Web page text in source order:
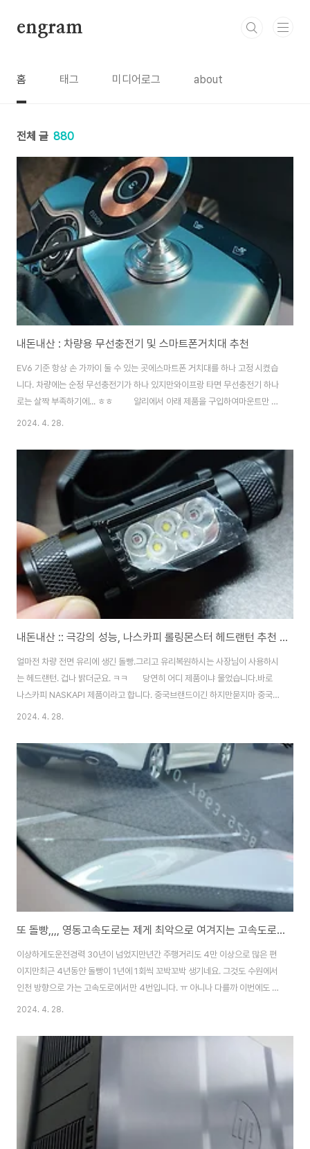
engram
홈 태그 미디어로그 about
전체 글 880
내돈내산 : 차량용 무선충전기 및 스마트폰거치대 추천
EV6 기준 항상 손 가까이 둘 수 있는 곳에스마트폰 거치대를 하나 고정 시켰습
니다. 차량에는 순정 무선충전기가 하나 있지만와이프랑 타면 무선충전기 하나
로는 살짝 부족하기에... ㅎㅎ 알리에서 아래 제품을 구입하여마운트만 빼
내고, 또 알리에서 아래 제품을 구입하여충전 코일부를 분리하여 두개
가지 기종모두 무선충전 잘됩니다. 그리고 가끔 티맵 네비를 써야 하는 경우
에는계기판에 폰을 붙이는게 편하기에 거기에도 거치대를 하나 더 붙였습니
다. 얘도 알리표인데자석이 엄청 쎕니다. 지금까지 중국산 제품에 들어 있
는 자석 중 최강이네요. 대쉬보드에 붙이는 흡착판도 강력하..
2024. 4. 28.
내돈내산 :: 극강의 성능, 나스카피 롤링몬스터 헤드랜턴 추천 !!! 진짜 밝습니다.
얼마전 차량 전면 유리에 생긴 돌빵.그리고 유리복원하시는 사장님이 사용하시
는 헤드랜턴. 겁나 밝더군요. ㅋㅋ 당연히 어디 제품이냐 물었습니다.바로
나스카피 NASKAPI 제품이라고 합니다. 중국브랜드이긴 하지만묻지마 중국
제품보다 훨씬 뛰어난 제품이었습니다. 그간 십여년의 기간동안 중국 알리에서
네가 사용한다는 LED칩이 진짜 CREE 제품인지도 모르겠고내부 배선이 끊어
져 분해해서 납땜을 한적도 있었고... 솔직히 신뢰가 많이 떨어진 상황
에.... 여기 실제 사용자이신 유리복원 사장님께 여쭈었죠.이 랜턴 어떠냐고
말이죠. 아주 흡족해 하시더라고요. ㅋㅋ 그래서 저도 구입 했습니다. 판매
자가 알려주는 기본..
2024. 4. 28.
또 돌빵,,,, 영동고속도로는 제게 최악으로 여겨지는 고속도로입니다. ㅠㅠ
이상하게도운전경력 30년이 넘었지만년간 주행거리도 4만 이상으로 많은 편
이지만최근 4년동안 돌빵이 1년에 1회씩 꼬박꼬박 생기네요. 그것도 수원에서
인천 방향으로 가는 고속도로에서만 4번입니다. ㅠ 아니나 다를까 이번에도 또
돌빵...어쩐지 차 사고 1년간 돌빵이 없나 싶었는데인천으로 넘어가는 와중에
부위가 처참하리만큼 파였네요.화물차 ㅆ쉐키들.... 영동고속도로 끝나가는 지
점에 1치러 100Km 주행중에봤거든요 건너편 24톤급 덤프를요...거기서 떨어
진 돌멩이 하나가 중앙선을 넘어... ㅠㅠ 하도 돌빵이 많이 생기니이젠 대놓
고 연락드리는 사장님이 계십니다.이날도 엄청 늦은 시간에 오셔서 유리복원을
해 주셨습..
2024. 4. 28.